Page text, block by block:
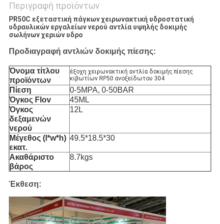
Περιγραφή προϊόντων
PR50C εξεταστική πάγκων χειρωνακτική υδροστατική
υδραυλικών εργαλείων νερού αντλία υψηλής δοκιμής
σωλήνων χεριών υδρο
Προδιαγραφή αντλιών δοκιμής πίεσης:
Όνομα τίτλου
προϊόντων
έξοχη χειρωνακτική αντλία δοκιμής πίεσης
κιβωτίων RP50 ανοξείδωτου 304
Πίεση
0-5MPA, 0-50BAR
Όγκος Flov
45ML
Όγκος
δεξαμενών
νερού
12L
Μέγεθος (l*w*h)
εκατ.
49.5*18.5*30
Ακαθάριστο
βάρος
8.7kgs
Έκθεση: